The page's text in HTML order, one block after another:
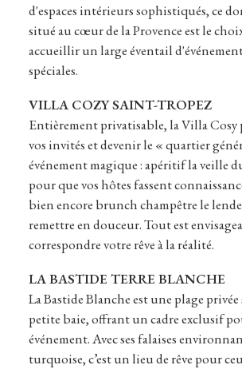
d'espaces intérieurs sophistiqués, ce
situé au cœur de la Provence est le
accueillir un large éventail
spéciales.
VILLA COZY SAINT-TROPEZ
Entièrement privatisable, la Villa Cosy
vos invités et devenir le « quartier
événement magique : apéritif la veille
pour que vos hôtes fassent
bien encore brunch champêtre le
remettre en douceur. Tout est
correspondre votre rêve à la réalité.
LA BASTIDE TERRE BLANCHE
La Bastide Blanche est une plage
petite baie, offrant un cadre exclusif
événement. Avec ses falaises
turquoise, c’est un lieu de rêve pour